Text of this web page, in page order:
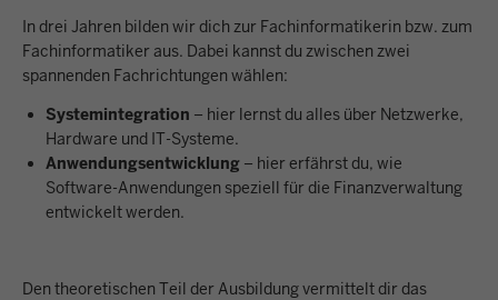
In drei Jahren bilden wir dich zur Fachinformatikerin bzw. zum
Fachinformatiker aus. Dabei kannst du zwischen zwei
spannenden Fachrichtungen wählen:
Systemintegration – hier lernst du alles über Netzwerke,
Hardware und IT-Systeme.
Anwendungsentwicklung – hier erfährst du, wie
Software-Anwendungen speziell für die Finanzverwaltung
entwickelt werden.
Den theoretischen Teil der Ausbildung vermittelt dir das